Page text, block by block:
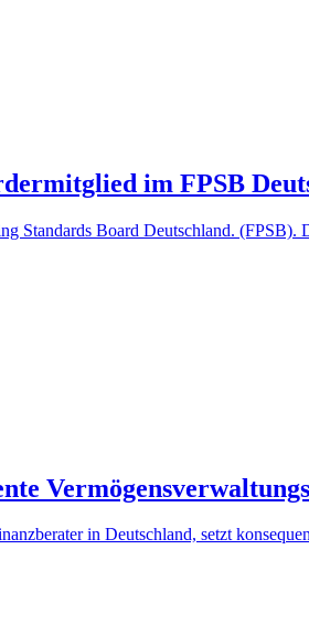
im FPSB
Standards Board Deutschland. (FPSB).
in Deutschland, setzt